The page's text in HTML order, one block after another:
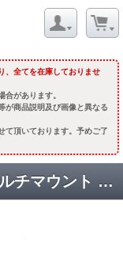
、全てを在庫しておりませ
合があります。
が商品説明及び画像と異なる
て頂いております。予めご了
シールドユニット対応メタルマルチマウント 専用【ラージ】シールドユニット [取寄]